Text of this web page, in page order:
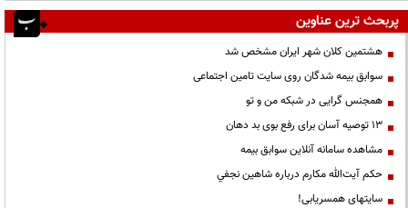
پربحث ترین عناوین
هشتمین کلان شهر ایران مشخص شد
سوابق بیمه شدگان روی سایت تامین اجتماعی
همجنس گرایی در شبکه من و تو
13 توصیه آسان برای رفع بوی بد دهان
مشاهده سامانه آنلاين سوابق بیمه
حكم آيت‌الله مكارم درباره شاهين نجفي
سایتهای همسریابی!